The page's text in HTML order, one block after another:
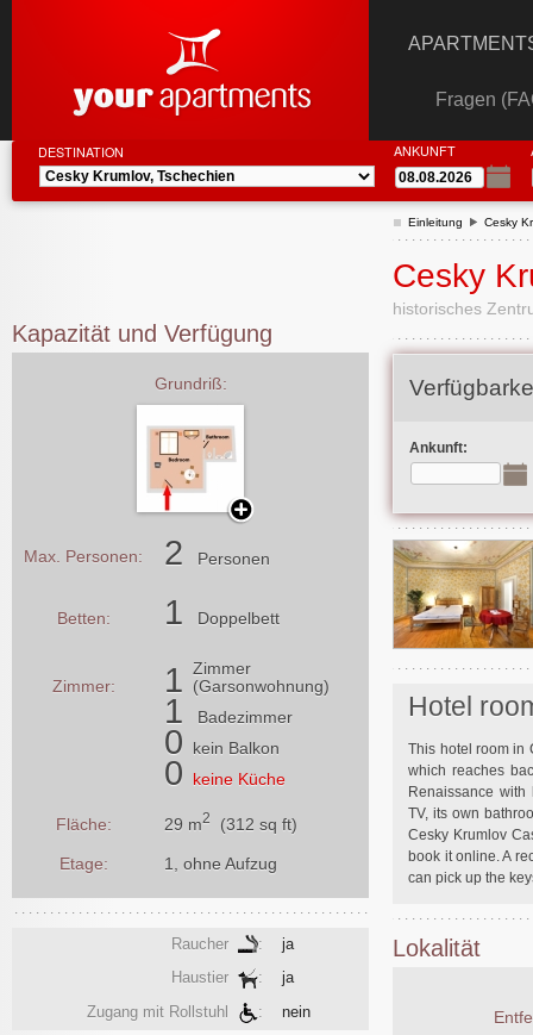
Fragen
DESTINATION ANKUNFT
Einleitung Cesky
Cesky
historisches
Ankunft:
Hotel
This hotel room in
which reaches
Renaissance
TV, its own
Cesky Krumlov
book it online. A
can pick up the
Lokalität
Kapazität und Verfügung
Grundriß:
Max. Personen: 2 Personen
Betten: 1 Doppelbett
Zimmer: 1 Zimmer
(Garsonwohnung)
1 Badezimmer
0 kein Balkon
0 keine Küche
Fläche: 29 m2 (312 sq ft)
Etage: 1, ohne Aufzug
Raucher :
ja
Haustier
:
ja
Zugang mit Rollstuhl
: nein